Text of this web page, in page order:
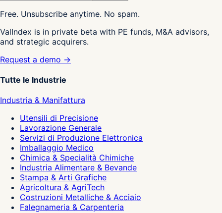
Free. Unsubscribe anytime. No spam.
ValIndex is in private beta with PE funds, M&A advisors,
and strategic acquirers.
Request a demo →
Tutte le Industrie
Industria & Manifattura
Utensili di Precisione
Lavorazione Generale
Servizi di Produzione Elettronica
Imballaggio Medico
Chimica & Specialità Chimiche
Industria Alimentare & Bevande
Stampa & Arti Grafiche
Agricoltura & AgriTech
Costruzioni Metalliche & Acciaio
Falegnameria & Carpenteria